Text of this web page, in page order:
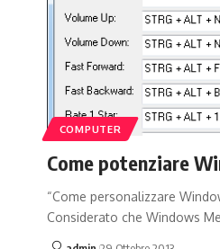
COMPUTER
Come potenziare
“Come personalizzare
Considerato che Windows